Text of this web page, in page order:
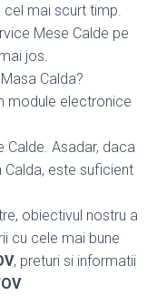
cel mai scurt timp.
Mese Calde pe
jos.
Calda?
module electronice
Calde. Asadar, daca
este suficient
obiectivul nostru a
cu cele mai bune
, preturi si informatii